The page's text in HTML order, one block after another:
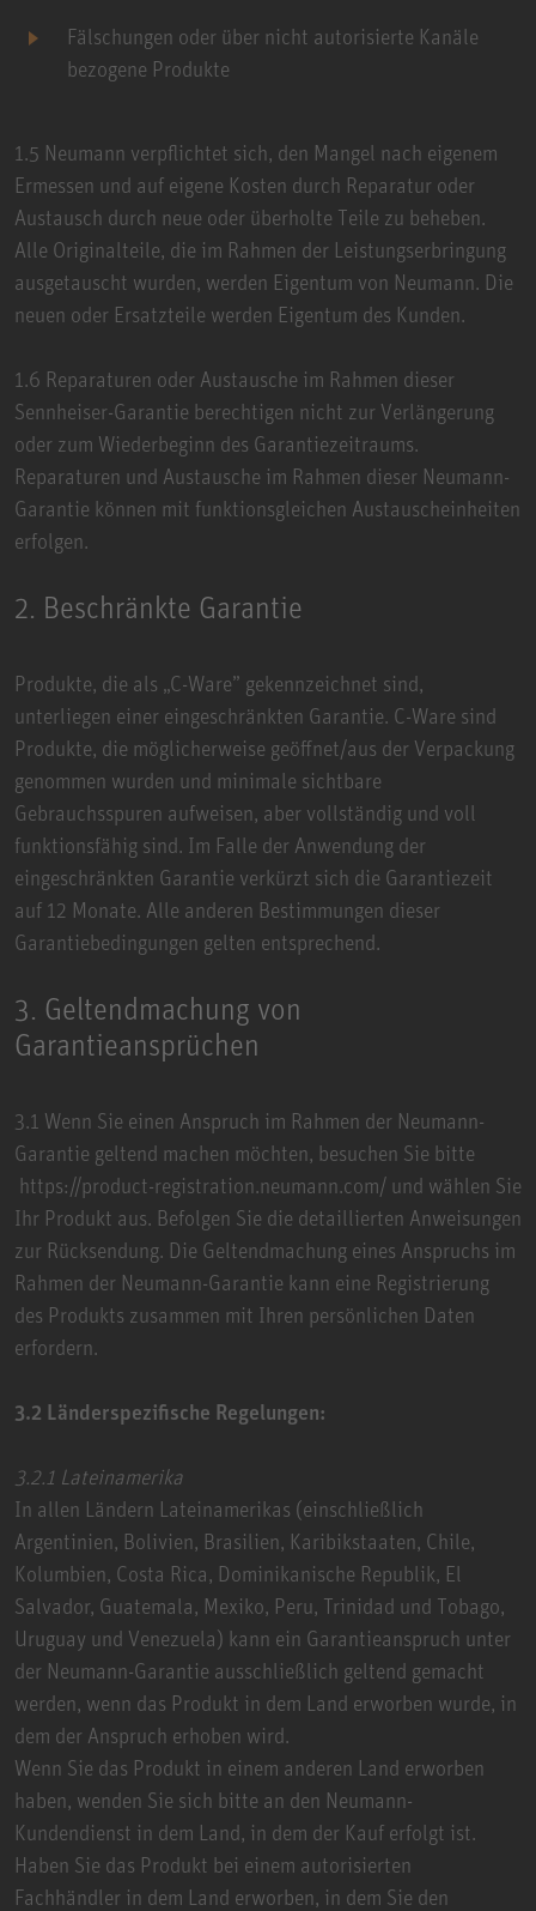
Fälschungen oder über nicht autorisierte Kanäle
bezogene Produkte
1.5 Neumann verpflichtet sich, den Mangel nach eigenem
Ermessen und auf eigene Kosten durch Reparatur oder
Austausch durch neue oder überholte Teile zu beheben.
Alle Originalteile, die im Rahmen der Leistungserbringung
ausgetauscht wurden, werden Eigentum von Neumann. Die
neuen oder Ersatzteile werden Eigentum des Kunden.
1.6 Reparaturen oder Austausche im Rahmen dieser
Sennheiser-Garantie berechtigen nicht zur Verlängerung
oder zum Wiederbeginn des Garantiezeitraums.
Reparaturen und Austausche im Rahmen dieser Neumann-
Garantie können mit funktionsgleichen Austauscheinheiten
erfolgen.
2. Beschränkte Garantie
Produkte, die als „C-Ware” gekennzeichnet sind,
unterliegen einer eingeschränkten Garantie. C-Ware sind
Produkte, die möglicherweise geöffnet/aus der Verpackung
genommen wurden und minimale sichtbare
Gebrauchsspuren aufweisen, aber vollständig und voll
funktionsfähig sind. Im Falle der Anwendung der
eingeschränkten Garantie verkürzt sich die Garantiezeit
auf 12 Monate. Alle anderen Bestimmungen dieser
Garantiebedingungen gelten entsprechend.
3. Geltendmachung von
Garantieansprüchen
3.1 Wenn Sie einen Anspruch im Rahmen der Neumann-
Garantie geltend machen möchten, besuchen Sie bitte
https://product-registration.neumann.com/ und wählen Sie
Ihr Produkt aus. Befolgen Sie die detaillierten Anweisungen
zur Rücksendung. Die Geltendmachung eines Anspruchs im
Rahmen der Neumann-Garantie kann eine Registrierung
des Produkts zusammen mit Ihren persönlichen Daten
erfordern.
3.2 Länderspezifische Regelungen:
3.2.1 Lateinamerika
In allen Ländern Lateinamerikas (einschließlich
Argentinien, Bolivien, Brasilien, Karibikstaaten, Chile,
Kolumbien, Costa Rica, Dominikanische Republik, El
Salvador, Guatemala, Mexiko, Peru, Trinidad und Tobago,
Uruguay und Venezuela) kann ein Garantieanspruch unter
der Neumann-Garantie ausschließlich geltend gemacht
werden, wenn das Produkt in dem Land erworben wurde, in
dem der Anspruch erhoben wird.
Wenn Sie das Produkt in einem anderen Land erworben
haben, wenden Sie sich bitte an den Neumann-
Kundendienst in dem Land, in dem der Kauf erfolgt ist.
Haben Sie das Produkt bei einem autorisierten
Fachhändler in dem Land erworben, in dem Sie den